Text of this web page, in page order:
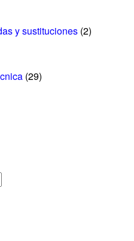
y sustituciones (2)
(29)